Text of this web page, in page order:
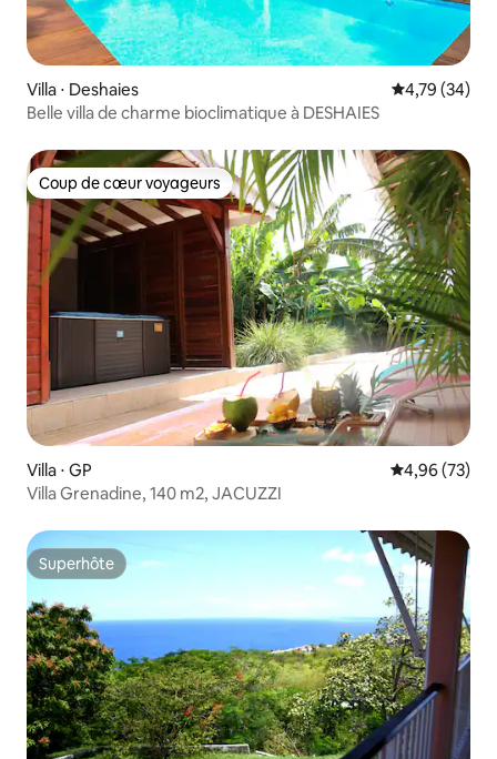
Villa ⋅ Deshaies Évaluation
4,79 (34)
Belle villa de charme bioclimatique à DESHAIES
Coup de cœur voyageurs
Coup de cœur voyageurs
Villa ⋅ GP Évaluation
4,96 (73)
Villa Grenadine, 140 m2, JACUZZI
Superhôte
Superhôte